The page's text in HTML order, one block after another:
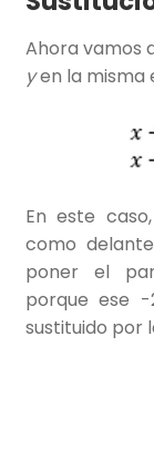
Ahora vamos
yen la misma
En este
como
poner el
porque ese
sustituido por